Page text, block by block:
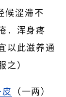
候涩滞不
．浑身疼
以此滋养通
之）
（一两）